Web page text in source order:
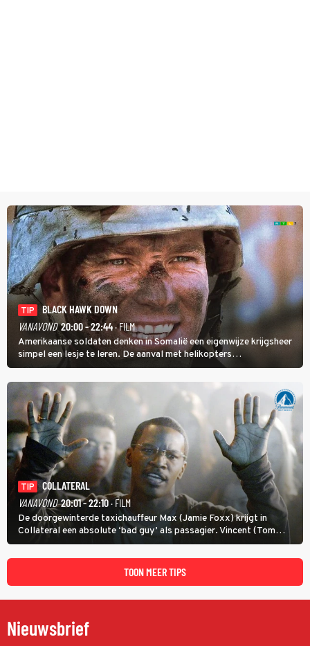
TIP
BLACK HAWK DOWN
VANAVOND 20:00 - 22:44· FILM
Amerikaanse soldaten denken in Somalië een eigenwijze krijgsheer
simpel een lesje te leren. De aanval met helikopters
verloopt in Black Hawk down dramatisch.
TIP
COLLATERAL
VANAVOND 20:01 - 22:10· FILM
De doorgewinterde taxichauffeur Max (Jamie Foxx) krijgt in
Collateral een absolute ‘bad guy’ als passagier. Vincent (Tom
Cruise) heeft hem nodig om hem de stad door te loodsen om een
wel heel lugubere reden.
TOON MEER TIPS
Nieuwsbrief